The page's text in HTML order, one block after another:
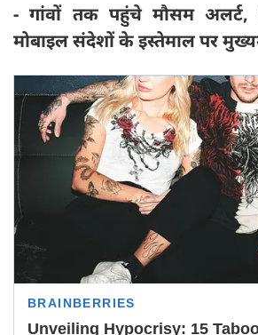
- गांवों तक पहुंचे मौसम अलर्ट,
मोबाइल संदेशों के इस्तेमाल पर